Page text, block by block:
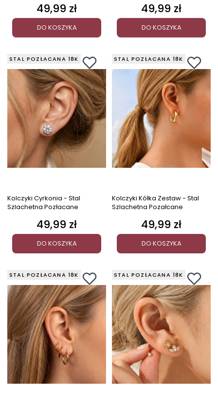
Cena
49,99 zł
DO KOSZYKA
Cena
49,99 zł
DO KOSZYKA
STAL POZŁACANA 18K
Kolczyki Cyrkonia - Stal
Szlachetna Pozłacane
Cena
49,99 zł
DO KOSZYKA
STAL POZŁACANA 18K
Kolczyki Kółka Zestaw - Stal
Szlachetna Pozałcane
Cena
49,99 zł
DO KOSZYKA
STAL POZŁACANA 18K STAL POZŁACANA 18K